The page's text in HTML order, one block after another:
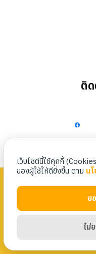
ติด
Privacy
Copyright 2023
เว็บไซต์นี้ใช้คุกกี้
ของผู้ใช้ให้ดียิ่งขึ้น ตาม น
ย
ไม่